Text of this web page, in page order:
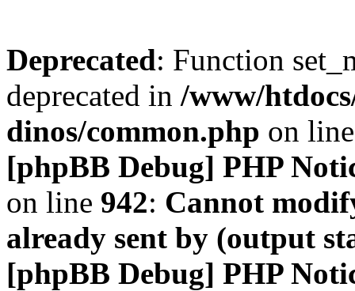
Deprecated: Function
deprecated in /www/
dinos/common.php on
[phpBB Debug] PHP
on line 942: Cannot
already sent by (output
[phpBB Debug] PHP